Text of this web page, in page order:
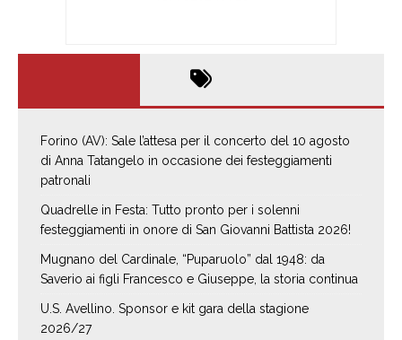
Forino (AV): Sale l’attesa per il concerto del 10 agosto
di Anna Tatangelo in occasione dei festeggiamenti
patronali
Quadrelle in Festa: Tutto pronto per i solenni
festeggiamenti in onore di San Giovanni Battista 2026!
Mugnano del Cardinale, “Puparuolo” dal 1948: da
Saverio ai figli Francesco e Giuseppe, la storia continua
U.S. Avellino. Sponsor e kit gara della stagione
2026/27